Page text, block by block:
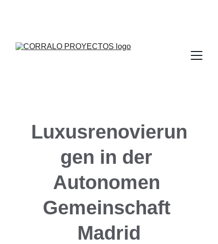
Luxusrenovierun
gen in der
Autonomen
Gemeinschaft
Madrid